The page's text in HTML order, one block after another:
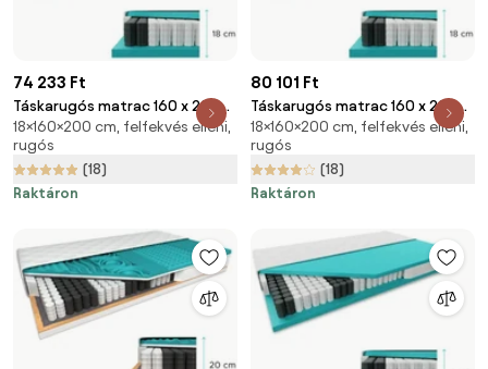
74 233 Ft
Táskarugós matrac 160 x 200
cm SOMMERA 18 cm
Matracvédő: Matracvédő
nélkül
18×160×200 cm, felfekvés elleni,
rugós
(18)
Raktáron
80 101 Ft
Táskarugós matrac 160 x 200
cm SOMMERA 18 cm
Matracvédő: Matracvédővel
18×160×200 cm, felfekvés elleni,
rugós
(18)
Raktáron